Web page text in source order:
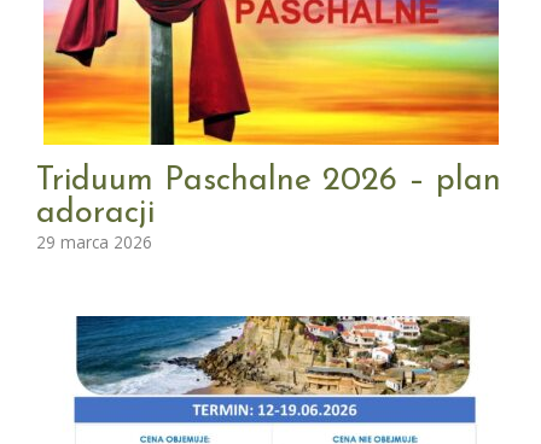
Triduum Paschalne 2026 – plan
adoracji
29 marca 2026